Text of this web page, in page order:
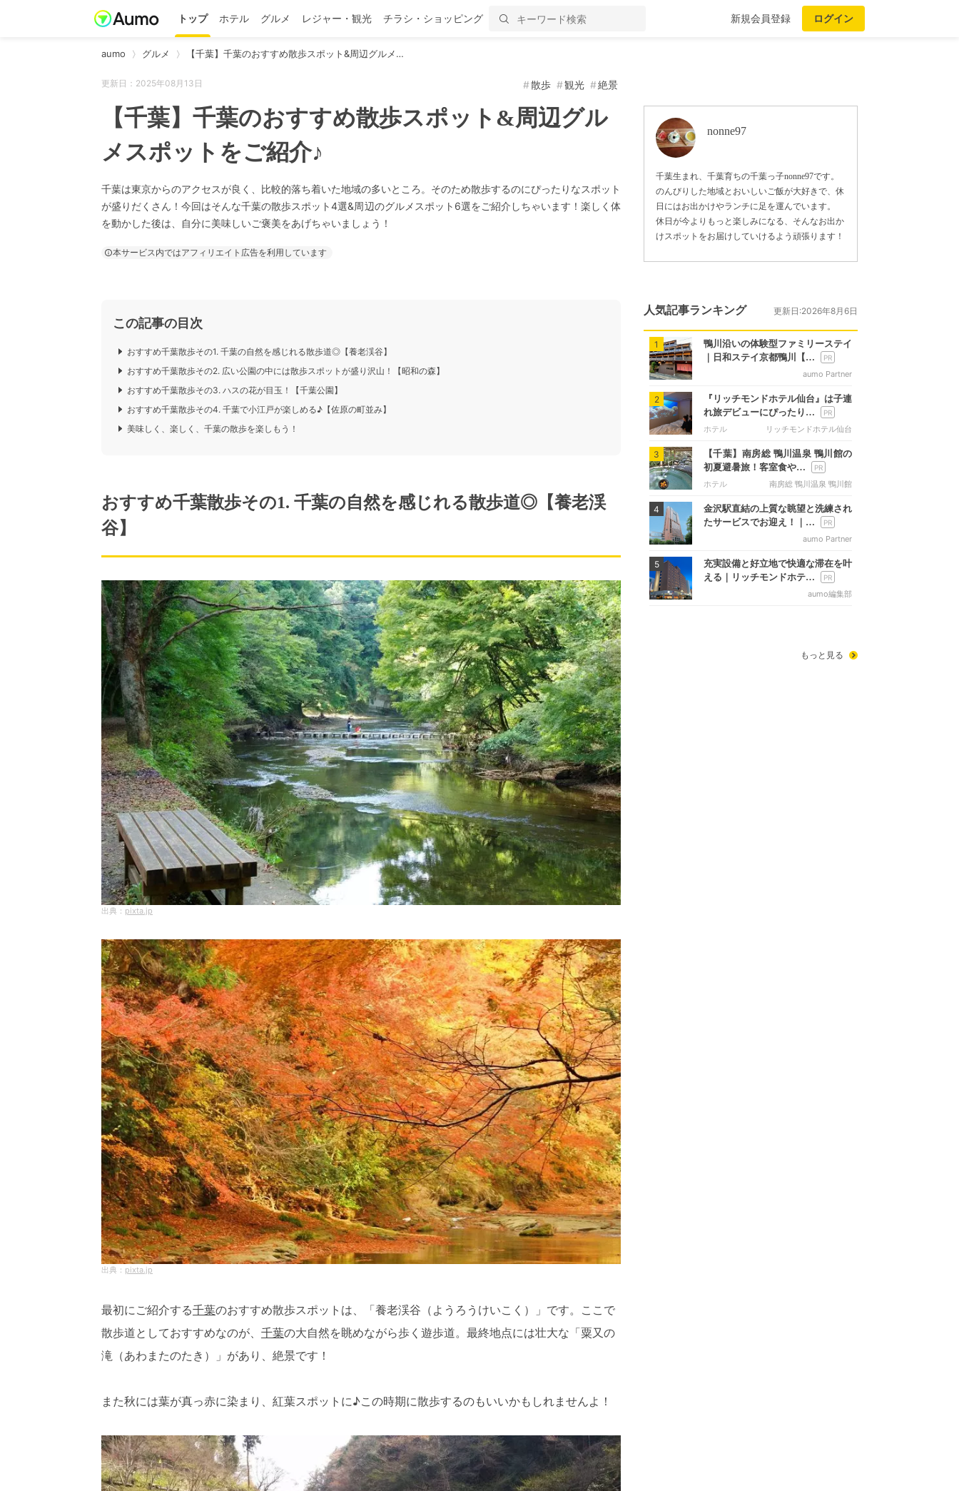
トップ ホテル グルメ レジャー・観光 チラシ・ショッピング 新規会員登録 ログイン
aumo グルメ 【千葉】千葉のおすすめ散歩スポット&周辺グルメ…
更新日：2025年08月13日 散歩 観光 絶景
【千葉】千葉のおすすめ散歩スポット&周辺グル
メスポットをご紹介♪
千葉は東京からのアクセスが良く、比較的落ち着いた地域の多いところ。そのため散歩するのにぴったりなスポット
が盛りだくさん！今回はそんな千葉の散歩スポット4選&周辺のグルメスポット6選をご紹介しちゃいます！楽しく体
を動かした後は、自分に美味しいご褒美をあげちゃいましょう！
本サービス内ではアフィリエイト広告を利用しています
この記事の目次
おすすめ千葉散歩その1. 千葉の自然を感じれる散歩道◎【養老渓谷】
おすすめ千葉散歩その2. 広い公園の中には散歩スポットが盛り沢山！【昭和の森】
おすすめ千葉散歩その3. ハスの花が目玉！【千葉公園】
おすすめ千葉散歩その4. 千葉で小江戸が楽しめる♪【佐原の町並み】
美味しく、楽しく、千葉の散歩を楽しもう！
おすすめ千葉散歩その1. 千葉の自然を感じれる散歩道◎【養老渓
谷】
pixta.jp
pixta.jp
最初にご紹介する千葉のおすすめ散歩スポットは、「養老渓谷（ようろうけいこく）」です。ここで
散歩道としておすすめなのが、 千葉の大自然を眺めながら歩く遊歩道。最終地点には壮大な「粟又の
滝（あわまたのたき）」があり、絶景です！
また秋には葉が真っ赤に染まり、紅葉スポットに♪この時期に散歩するのもいいかもしれませんよ！
nonne97
千葉生まれ、千葉育ちの千葉っ子nonne97です。
のんびりした地域とおいしいご飯が大好きで、休
日にはお出かけやランチに足を運んでいます。
休日が今よりもっと楽しみになる、そんなお出か
けスポットをお届けしていけるよう頑張ります！
人気記事ランキング 更新日:2026年8月6日
1
鴨川沿いの体験型ファミリーステイ
｜日和ステイ京都鴨川【…
aumo Partner
2
『リッチモンドホテル仙台』は子連
れ旅デビューにぴったり…
ホテル リッチモンドホテル仙台
3
【千葉】南房総 鴨川温泉 鴨川館の
初夏避暑旅！客室食や…
ホテル 南房総 鴨川温泉 鴨川館
4
金沢駅直結の上質な眺望と洗練され
たサービスでお迎え！｜…
aumo Partner
5
充実設備と好立地で快適な滞在を叶
える｜リッチモンドホテ…
aumo編集部
もっと見る